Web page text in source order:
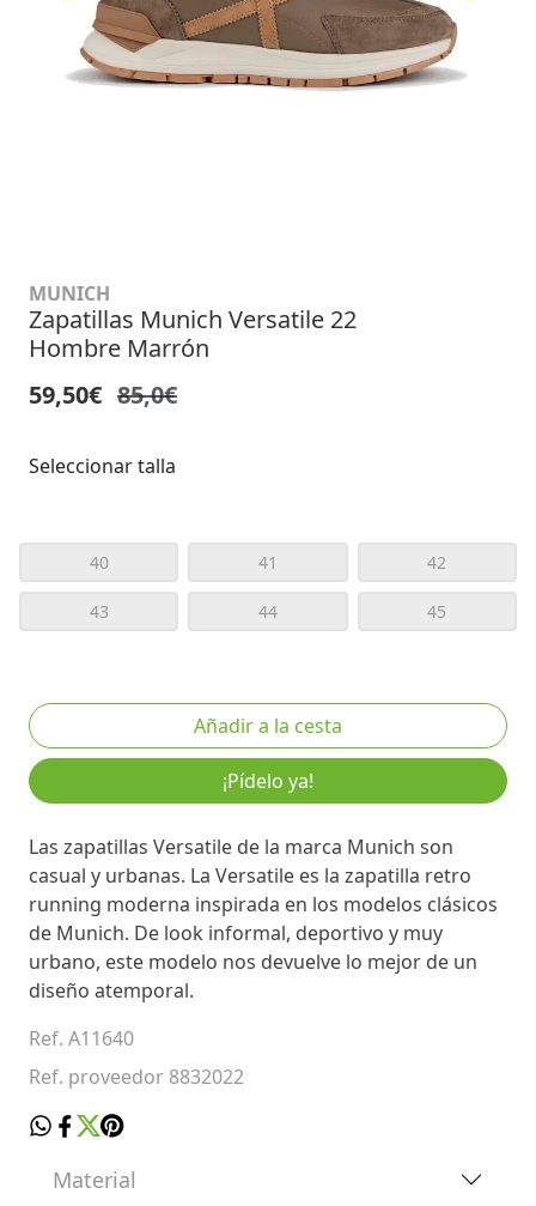
MUNICH
Zapatillas Munich Versatile 22
Hombre Marrón
59,50€ 85,0€
Seleccionar talla
40 41 42
43 44 45
¡Pídelo ya!
Las zapatillas Versatile de la marca Munich son
casual y urbanas. La Versatile es la zapatilla retro
running moderna inspirada en los modelos clásicos
de Munich. De look informal, deportivo y muy
urbano, este modelo nos devuelve lo mejor de un
diseño atemporal.
Ref. A11640
Ref. proveedor 8832022
Material